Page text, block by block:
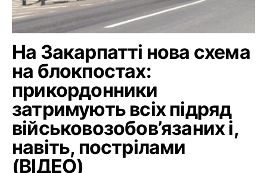
На Закарпатті нова схема
на блокпостах:
прикордонники
затримують всіх підряд
військовозобов’язаних і,
навіть, пострілами
(ВІДЕО)